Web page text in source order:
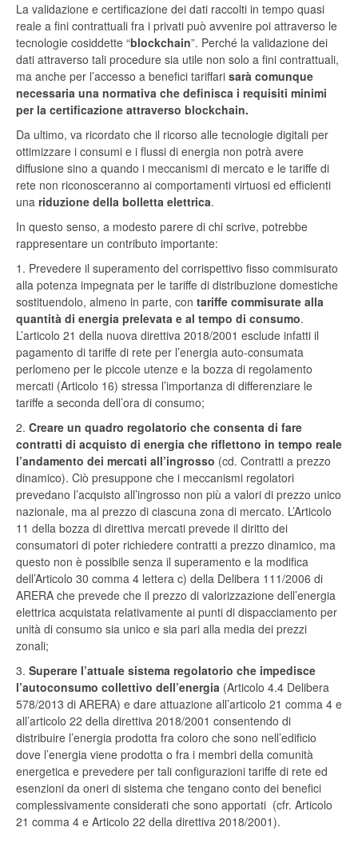
La validazione e certificazione dei dati raccolti in tempo quasi
reale a fini contrattuali fra i privati può avvenire poi attraverso le
tecnologie cosiddette “blockchain”. Perché la validazione dei
dati attraverso tali procedure sia utile non solo a fini contrattuali,
ma anche per l’accesso a benefici tariffari sarà comunque
necessaria una normativa che definisca i requisiti minimi
per la certificazione attraverso blockchain.
Da ultimo, va ricordato che il ricorso alle tecnologie digitali per
ottimizzare i consumi e i flussi di energia non potrà avere
diffusione sino a quando i meccanismi di mercato e le tariffe di
rete non riconosceranno ai comportamenti virtuosi ed efficienti
una riduzione della bolletta elettrica.
In questo senso, a modesto parere di chi scrive, potrebbe
rappresentare un contributo importante:
1. Prevedere il superamento del corrispettivo fisso commisurato
alla potenza impegnata per le tariffe di distribuzione domestiche
sostituendolo, almeno in parte, con tariffe commisurate alla
quantità di energia prelevata e al tempo di consumo.
L’articolo 21 della nuova direttiva 2018/2001 esclude infatti il
pagamento di tariffe di rete per l’energia auto-consumata
perlomeno per le piccole utenze e la bozza di regolamento
mercati (Articolo 16) stressa l’importanza di differenziare le
tariffe a seconda dell’ora di consumo;
2. Creare un quadro regolatorio che consenta di fare
contratti di acquisto di energia che riflettono in tempo reale
l’andamento dei mercati all’ingrosso (cd. Contratti a prezzo
dinamico). Ciò presuppone che i meccanismi regolatori
prevedano l’acquisto all’ingrosso non più a valori di prezzo unico
nazionale, ma al prezzo di ciascuna zona di mercato. L’Articolo
11 della bozza di direttiva mercati prevede il diritto dei
consumatori di poter richiedere contratti a prezzo dinamico, ma
questo non è possibile senza il superamento e la modifica
dell’Articolo 30 comma 4 lettera c) della Delibera 111/2006 di
ARERA che prevede che il prezzo di valorizzazione dell’energia
elettrica acquistata relativamente ai punti di dispacciamento per
unità di consumo sia unico e sia pari alla media dei prezzi
zonali;
3. Superare l’attuale sistema regolatorio che impedisce
l’autoconsumo collettivo dell’energia (Articolo 4.4 Delibera
578/2013 di ARERA) e dare attuazione all’articolo 21 comma 4 e
all’articolo 22 della direttiva 2018/2001 consentendo di
distribuire l’energia prodotta fra coloro che sono nell’edificio
dove l’energia viene prodotta o fra i membri della comunità
energetica e prevedere per tali configurazioni tariffe di rete ed
esenzioni da oneri di sistema che tengano conto dei benefici
complessivamente considerati che sono apportati (cfr. Articolo
21 comma 4 e Articolo 22 della direttiva 2018/2001).